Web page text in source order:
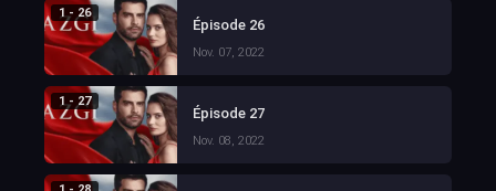
1 - 26
Épisode 26
Nov. 07, 2022
1 - 27
Épisode 27
Nov. 08, 2022